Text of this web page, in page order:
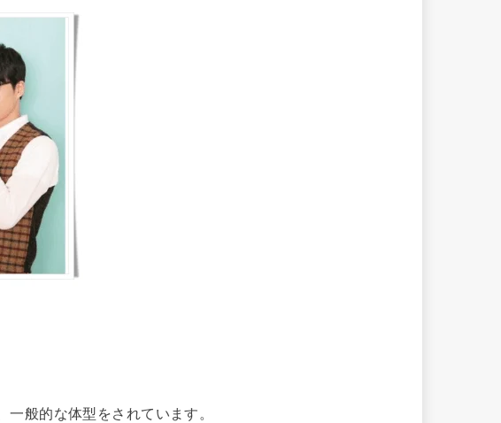
般的な体型をされています。